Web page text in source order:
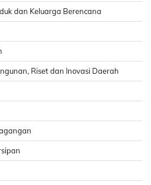
dan Keluarga Berencana
Riset dan Inovasi Daerah